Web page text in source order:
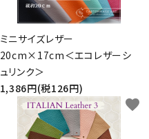
ミニサイズレザー
20cm×17cm＜エコレザーシ
ュリンク＞
1,386円(税126円)
favorite